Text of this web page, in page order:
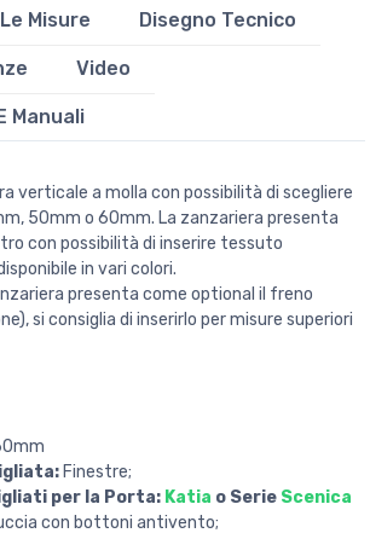
Misure Disegno Tecnico
Video
Manuali
verticale a molla con possibilità di scegliere
50mm o 60mm. La zanzariera presenta
con possibilità di inserire tessuto
in vari colori.
presenta come optional il freno
si consiglia di inserirlo per misure superiori
Finestre;
per la Porta: Katia o Serie Scenica
con bottoni antivento;